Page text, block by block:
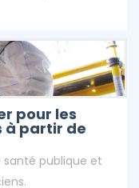
pour les
à partir de
santé publique et